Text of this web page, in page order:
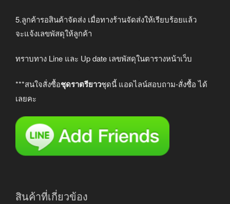
5.ลูกค้ารอสินค้าจัดส่ง เมื่อทางร้านจัดส่งให้เรียบร้อยแล้ว
จะแจ้งเลขพัสดุให้ลูกค้า
ทราบทาง Line และ Up date เลขพัสดุในตารางหน้าเว็บ
***สนใจสั่งซื้อชุดราตรียาวชุดนี้ แอดไลน์สอบถาม-สั่งซื้อ ได้
เลยคะ
สินค้าที่เกี่ยวข้อง